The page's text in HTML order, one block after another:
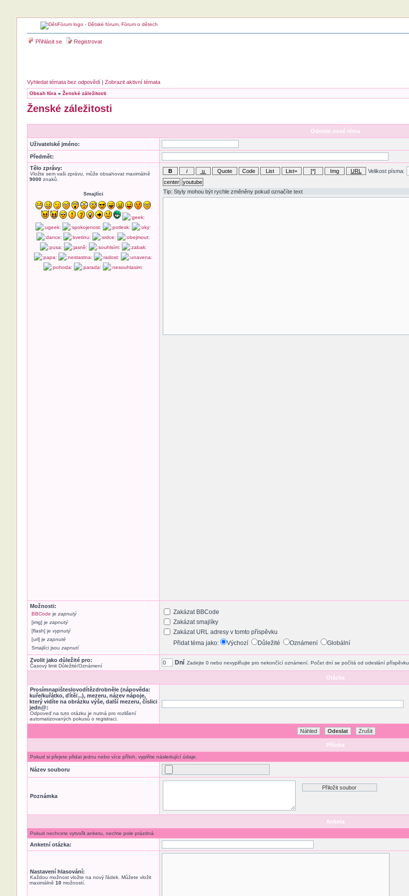
Přihlásit se Registrovat
Vyhledat témata bez odpovědí| Zobrazit aktivní témata
Obsah fóra » Ženské záležitosti
Ženské záležitosti
Odeslat nové téma
Uživatelské jméno:
Předmět:
Tělo zprávy:
Vložte sem vaši zprávu, může obsahovat maximálně
9000znaků.
Smajlíci
Velikost písma:
Možnosti:
BBCode je zapnutý
[img] je zapnutý
[flash] je vypnutý
[url] je zapnuté
Smajlíci jsou zapnutí
Zakázat BBCode
Zakázat smajlíky
Zakázat URL adresy v tomto příspěvku
Přidat téma jako:
Výchozí Důležité Oznámení Globální
Zvolit jako důležité pro:
Časový limit Důležité/Oznámení Dní Zadejte 0 nebo nevyplňujte pro nekončící oznámení. Počet dní se počítá od odeslání příspěvku.
Otázka
Prosímnapišteslovodítězdrobněle (nápověda:
kuře/kuřátko, ďítě/...), mezeru, název nápoje,
který vidíte na obrázku výše, další mezeru, číslici
jedn@:
Odpoveď na tuto otázku je nutná pro rozlišení
automatizovaných pokusů o registraci.
Příloha
Pokud si přejete přidat jednu nebo více příloh, vyplňte následující údaje.
Název souboru
Poznámka
Anketa
Pokud nechcete vytvořit anketu, nechte pole prázdná
Anketní otázka:
Nastavení hlasování:
Každou možnost vložte na nový řádek. Můžete vložit
maximálně 10možností.